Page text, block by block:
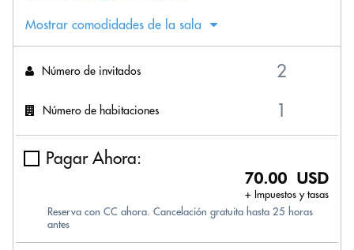
Mostrar comodidades de la sala
Número de invitados
Número de habitaciones
Pagar Ahora:
70.00 USD
+ Impuestos y tasas
Reserva con CC ahora. Cancelación gratuita hasta 25 horas
antes